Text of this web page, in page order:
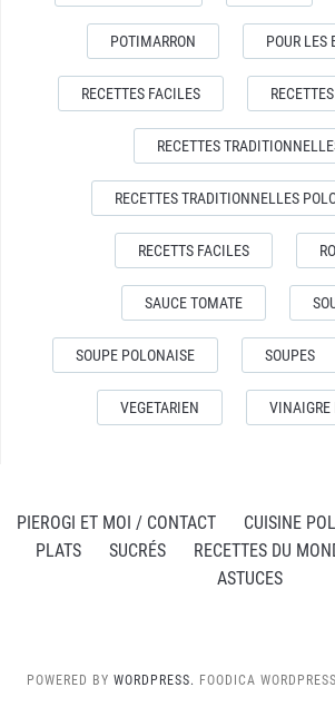
POTIMARRON POUR LES
RECETTES FACILES
RECETTES
RECETTES TRADITIONNELLES
RECETTS FACILES
SAUCE TOMATE
SOUPE POLONAISE SOUPES
VEGETARIEN
PIEROGI ET MOI / CONTACT CUISINE
PLATS
SUCRÉS RECETTES DU
ASTUCES
POWERED BY WORDPRESS. FOODICA